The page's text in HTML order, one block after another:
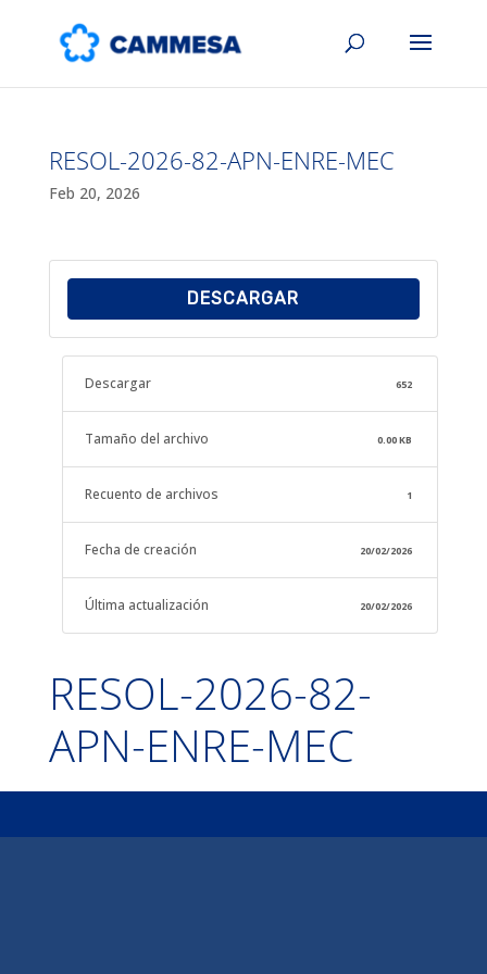
RESOL-2026-82-APN-ENRE-MEC
Feb 20, 2026
DESCARGAR
Descargar 652
Tamaño del archivo 0.00 KB
Recuento de archivos 1
Fecha de creación 20/02/2026
Última actualización 20/02/2026
RESOL-2026-82-
APN-ENRE-MEC